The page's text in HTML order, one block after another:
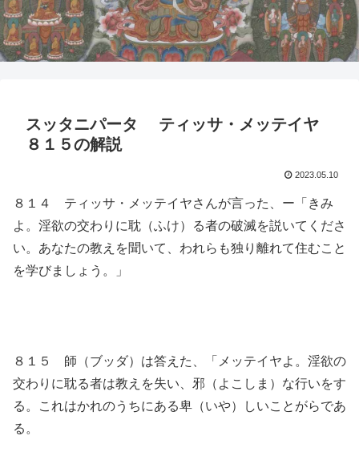
スッタニパータ ティッサ・メッテイヤ
８１５の解説
2023.05.10
８１４ ティッサ・メッテイヤさんが言った、ー「きみ
よ。淫欲の交わりに耽（ふけ）る者の破滅を説いてくださ
い。あなたの教えを聞いて、われらも独り離れて住むこと
を学びましょう。」
８１５ 師（ブッダ）は答えた、「メッテイヤよ。淫欲の
交わりに耽る者は教えを失い、邪（よこしま）な行いをす
る。これはかれのうちにある卑（いや）しいことがらであ
る。